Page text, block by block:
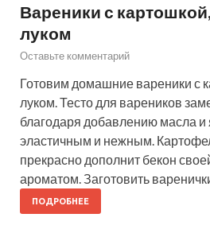
Вареники с
луком
Оставьте комментарий
Готовим домашние вареники с
луком. Тесто для вареников
благодаря добавлению масла и
эластичным и нежным.
прекрасно дополнит бекон
ароматом. Заготовить
ПОДРОБНЕЕ